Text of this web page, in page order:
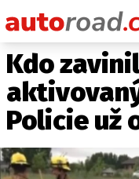
Kdo
Policie už